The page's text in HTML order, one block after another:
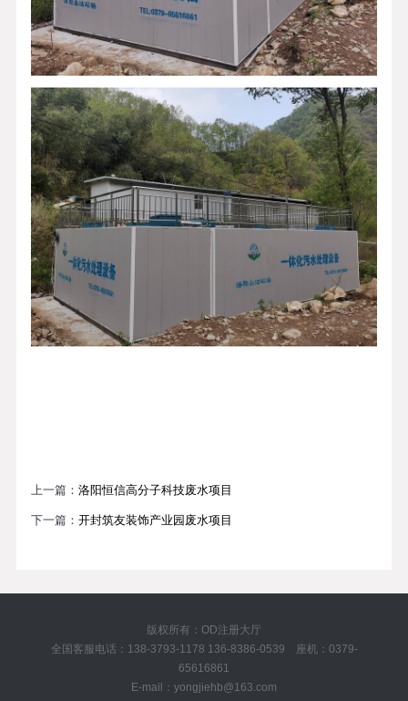
上一篇：洛阳恒信高分子科技废水项目
下一篇：开封筑友装饰产业园废水项目
版权所有：OD注册大厅
全国客服电话：138-3793-1178 136-8386-0539 座机：0379-
65616861
E-mail：yongjiehb@163.com